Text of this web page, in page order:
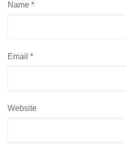
Name *
Email *
Website